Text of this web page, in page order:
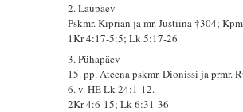
2. Laupäev
Pskmr. Kiprian ja mr. Justiina †304;
1Kr 4:17-5:5; Lk 5:17-26
3. Pühapäev
15. pp. Ateena pskmr. Dionissi ja prmr.
6. v. HE Lk 24:1-12.
2Kr 4:6-15; Lk 6:31-36